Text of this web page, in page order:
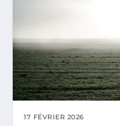
17 FÉVRIER 2026